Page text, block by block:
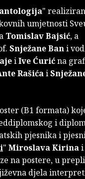
"
umjetnosti
Tomislav Bajsić, a
Snježane Bani
iIve Ćurićna
Rašićai
(B1 formata)
i
pjesnika i
" Miroslava Kirinai
na postere, u
djela